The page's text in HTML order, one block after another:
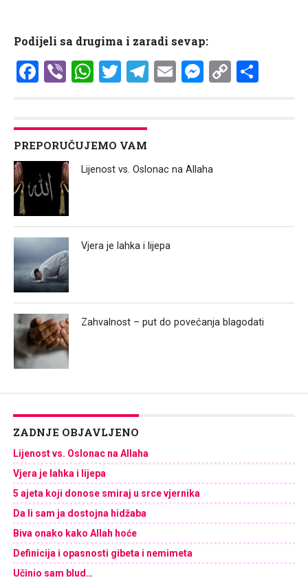
Podijeli sa drugima i zaradi sevap:
Facebook
ViberWhatsApp
Twitter
Telegram
Email Copy
PREPORUČUJEMO VAM
Lijenost vs. Oslonac na Allaha
Vjera je lahka i lijepa
Zahvalnost – put do povećanja blagodati
ZADNJE OBJAVLJENO
Lijenost vs. Oslonac na Allaha
Vjera je lahka i lijepa
5 ajeta koji donose smiraj u srce vjernika
Da li sam ja dostojna hidžaba
Biva onako kako Allah hoće
Definicija i opasnosti gibeta i nemimeta
Učinio sam blud…